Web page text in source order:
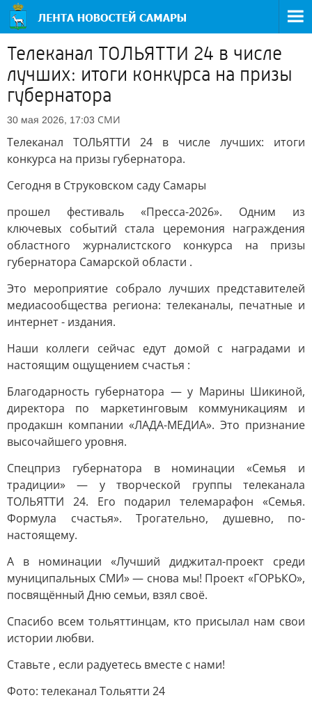
Телеканал ТОЛЬЯТТИ 24 в числе
лучших: итоги конкурса на призы
губернатора
30 мая 2026, 17:03 СМИ
Телеканал ТОЛЬЯТТИ 24 в числе лучших: итоги
конкурса на призы губернатора.
Сегодня в Струковском саду Самары
прошел фестиваль «Пресса-2026». Одним из
ключевых событий стала церемония награждения
областного журналистского конкурса на призы
губернатора Самарской области .
Это мероприятие собрало лучших представителей
медиасообщества региона: телеканалы, печатные и
интернет - издания.
Наши коллеги сейчас едут домой с наградами и
настоящим ощущением счастья :
Благодарность губернатора — у Марины Шикиной,
директора по маркетинговым коммуникациям и
продакшн компании «ЛАДА-МЕДИА». Это признание
высочайшего уровня.
Спецприз губернатора в номинации «Семья и
традиции» — у творческой группы телеканала
ТОЛЬЯТТИ 24. Его подарил телемарафон «Семья.
Формула счастья». Трогательно, душевно, по-
настоящему.
А в номинации «Лучший диджитал-проект среди
муниципальных СМИ» — снова мы! Проект «ГОРЬКО»,
посвящённый Дню семьи, взял своё.
Спасибо всем тольяттинцам, кто присылал нам свои
истории любви.
Ставьте , если радуетесь вместе с нами!
Фото: телеканал Тольятти 24